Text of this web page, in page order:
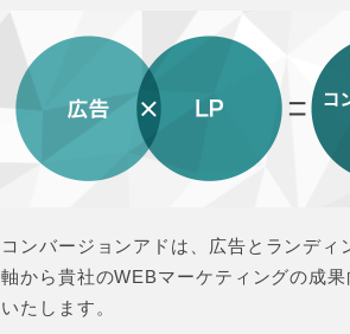
コンバージョンアドは、広告とランディ
軸から貴社のWEBマーケティングの成
いたします。